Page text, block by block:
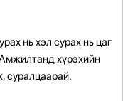
нь хэл сурах нь цаг
хүрэхийн
суралцаарай.